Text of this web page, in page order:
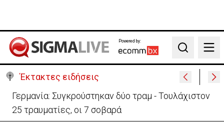
Powered by:
Search
Έκτακτες ειδήσεις
Γερμανία: Συγκρούστηκαν δύο τραμ - Τουλάχιστον
25 τραυματίες, οι 7 σοβαρά